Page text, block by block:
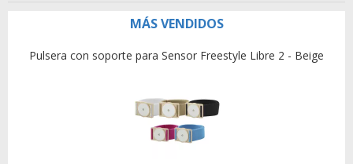
MÁS VENDIDOS
Pulsera con soporte para Sensor Freestyle Libre 2 - Beige